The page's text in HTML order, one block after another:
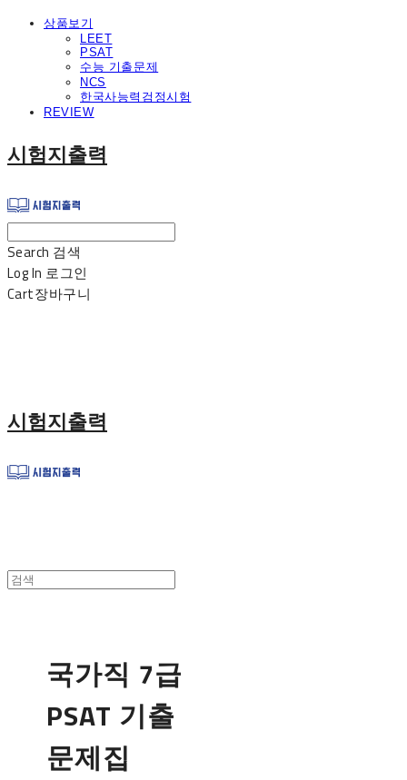
상품보기
LEET
PSAT
수능 기출문제
NCS
한국사능력검정시험
REVIEW
시험지출력
Search 검색
Log In 로그인
Cart장바구니
시험지출력
국가직 7급
PSAT 기출
문제집